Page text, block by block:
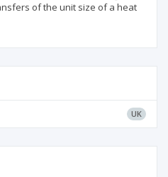
of the unit size of a heat
UK